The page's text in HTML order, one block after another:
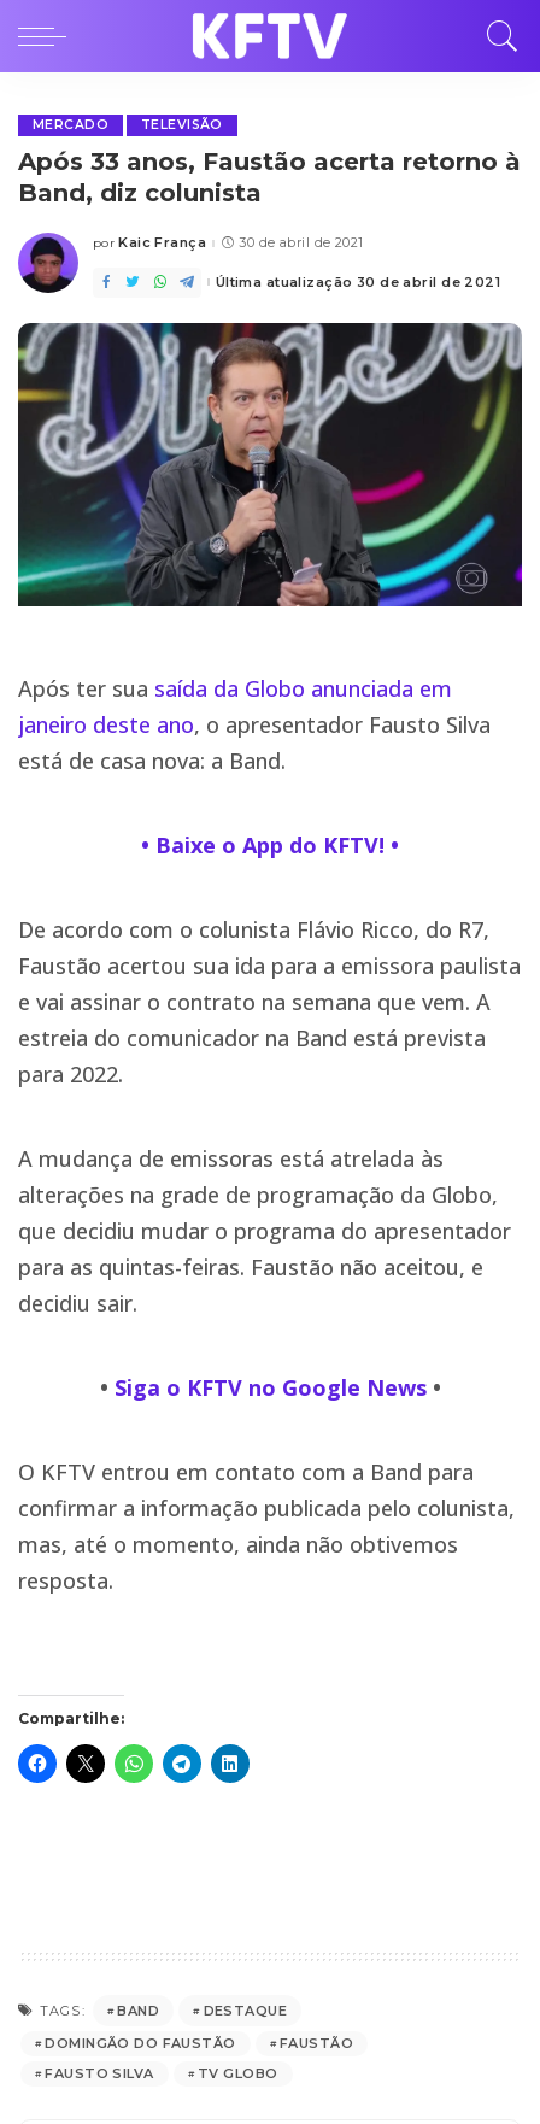
MERCADO TELEVISÃO
Após 33 anos, Faustão acerta retorno à
Band, diz colunista
Posted
por Kaic França 30 de abril de 2021
Última atualização 30 de abril de 2021
Após ter sua saída da Globo anunciada em
janeiro deste ano, o apresentador Fausto Silva
está de casa nova: a Band.
• Baixe o App do KFTV! •
De acordo com o colunista Flávio Ricco, do R7,
Faustão acertou sua ida para a emissora paulista
e vai assinar o contrato na semana que vem. A
estreia do comunicador na Band está prevista
para 2022.
A mudança de emissoras está atrelada às
alterações na grade de programação da Globo,
que decidiu mudar o programa do apresentador
para as quintas-feiras. Faustão não aceitou, e
decidiu sair.
• Siga o KFTV no Google News•
O KFTV entrou em contato com a Band para
confirmar a informação publicada pelo colunista,
mas, até o momento, ainda não obtivemos
resposta.
Compartilhe:
TAGS: BAND
DESTAQUE
DOMINGÃO DO FAUSTÃO
FAUSTÃO
FAUSTO SILVA
TV GLOBO